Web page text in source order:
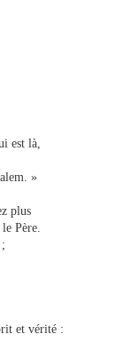
est là,
»
plus
Père.
et vérité :